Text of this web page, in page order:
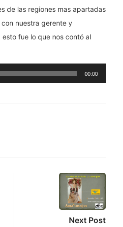
de las regiones mas apartadas
nuestra gerente y
fue lo que nos contó al
00:00
Next Post